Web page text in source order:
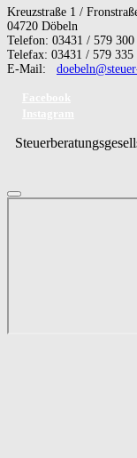
Kreuzstraße 1 /
04720 Döbeln
Telefon: 03431 / 579 300
Telefax: 03431 / 579 335
E-Mail: